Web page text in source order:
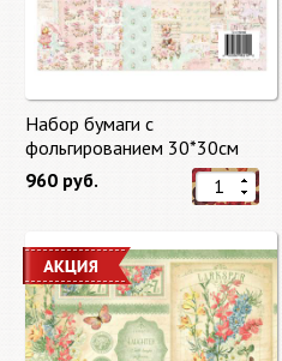
Набор бумаги с
фольгированием 30*30см
Сладкая весна "Sweet Spring"
8 листов Prima Marketing
960 руб.